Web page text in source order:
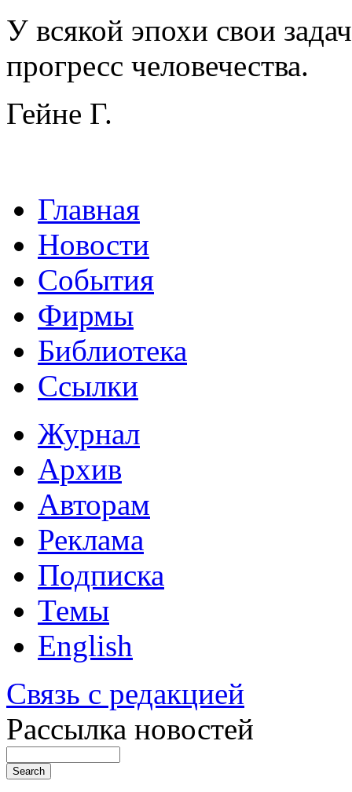
У всякой эпохи свои
прогресс человечества.
Гейне Г.
Главная
Новости
События
Фирмы
Библиотека
Ссылки
Журнал
Архив
Авторам
Реклама
Подписка
Темы
English
Связь с редакцией
Рассылка новостей